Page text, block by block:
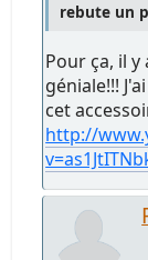
rebute un
Pour ça, il
géniale!!!
cet
http://